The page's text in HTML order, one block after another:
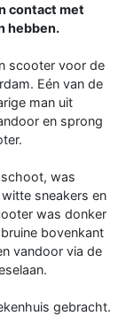
contact met
hebben.
scooter voor de
Eén van de
man uit
en sprong
was
sneakers en
was donker
bovenkant
vandoor via de
gebracht.